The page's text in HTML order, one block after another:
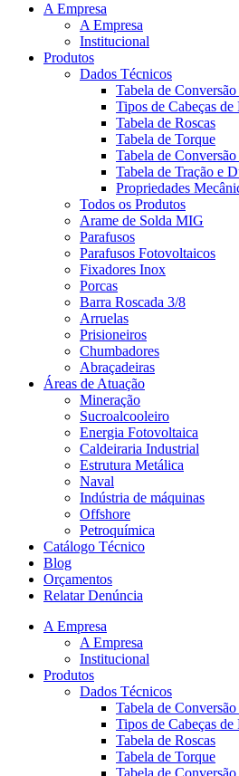
A Empresa
A Empresa
Institucional
Produtos
Dados Técnicos
Tabela de
Tipos de Cabeças de
Tabela de Roscas
Tabela de Torque
Tabela de
Tabela de Tração e
Propriedades
Todos os Produtos
Arame de Solda MIG
Parafusos
Parafusos Fotovoltaicos
Fixadores Inox
Porcas
Barra Roscada 3/8
Arruelas
Prisioneiros
Chumbadores
Abraçadeiras
Áreas de Atuação
Mineração
Sucroalcooleiro
Energia Fotovoltaica
Caldeiraria Industrial
Estrutura Metálica
Naval
Indústria de máquinas
Offshore
Petroquímica
Catálogo Técnico
Blog
Orçamentos
Relatar Denúncia
A Empresa
A Empresa
Institucional
Produtos
Dados Técnicos
Tabela de
Tipos de Cabeças de
Tabela de Roscas
Tabela de Torque
Tabela de